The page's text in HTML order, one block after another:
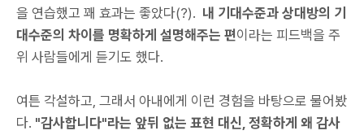
을 연습했고 꽤 효과는 좋았다(?). 내 기대수준과 상대방의 기
대수준의 차이를 명확하게 설명해주는 편이라는 피드백을 주
위 사람들에게 듣기도 했다.
여튼 각설하고, 그래서 아내에게 이런 경험을 바탕으로 물어봤
다. "감사합니다"라는 앞뒤 없는 표현 대신, 정확하게 왜 감사